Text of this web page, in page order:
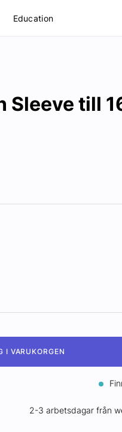
Education
Sleeve till
I VARUKORGEN
2-3 arbetsdagar från